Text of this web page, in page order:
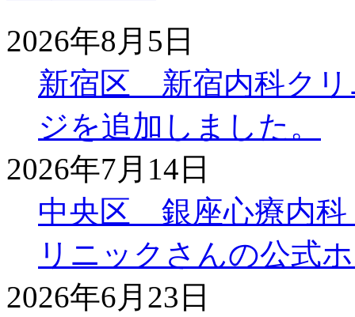
2026年8月5日
新宿区 新宿内科クリ
ジを追加しました。
2026年7月14日
中央区 銀座心療内科
リニックさんの公式
2026年6月23日